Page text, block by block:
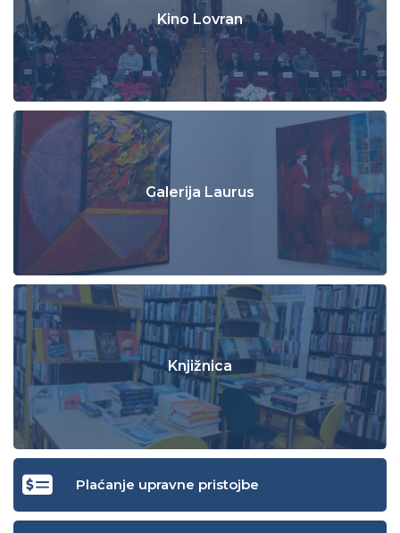
Kino Lovran
Galerija Laurus
Knjižnica
Plaćanje upravne pristojbe